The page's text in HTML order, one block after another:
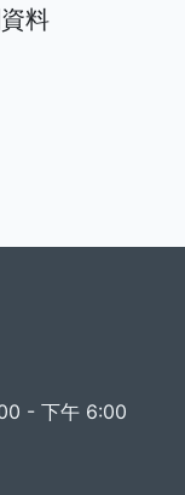
料
- 下午 6:00